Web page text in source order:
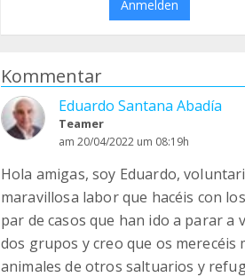
Anmelden
Kommentar
Eduardo Santana Abadía
Teamer
am 20/04/2022 um 08:19h
Hola amigas, soy Eduardo,
maravillosa labor que hacéis con
par de casos que han ido a parar a
dos grupos y creo que os merecéis
animales de otros saltuarios y